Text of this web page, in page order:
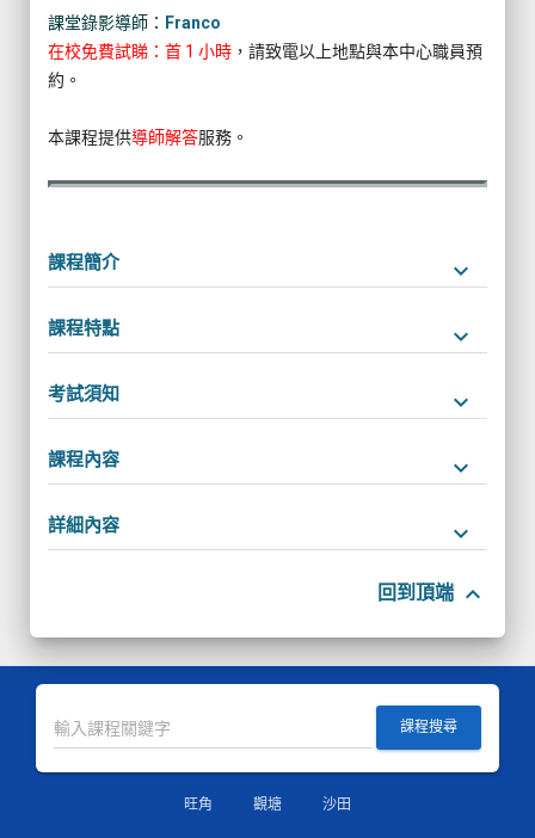
課堂錄影導師： Franco
在校免費試睇：首 1 小時 ，請致電以上地點與本中心職員預
約。
本課程提供導師解答服務。
課程簡介 keyboard_arrow_down
課程特點 keyboard_arrow_down
考試須知 keyboard_arrow_down
課程內容 keyboard_arrow_down
詳細內容 keyboard_arrow_down
回到頂端 keyboard_arrow_up
課程搜尋
旺角 觀塘 沙田